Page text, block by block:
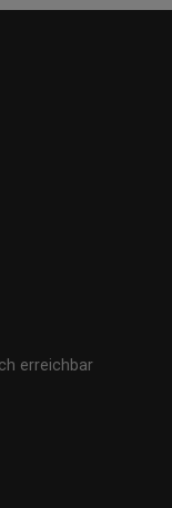
erreichbar